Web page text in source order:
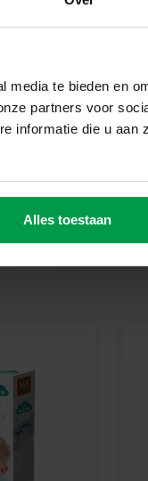
media te bieden en
partners voor
informatie die u aan
Alles toestaan
in Nederland,
SES Creative zorgt
nieuwsgierige
en artistieke
maken om